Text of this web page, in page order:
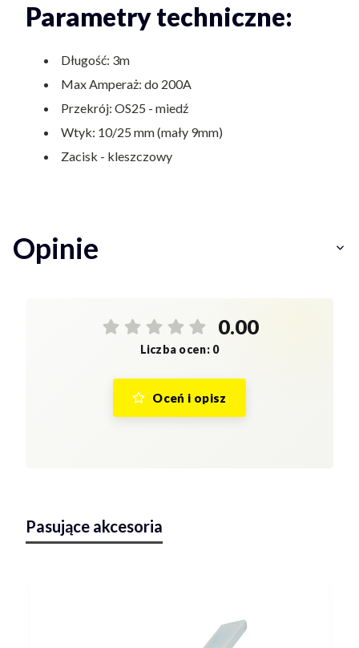
Parametry techniczne:
Długość: 3m
Max Amperaż: do 200A
Przekrój: OS25 - miedź
Wtyk: 10/25 mm (mały 9mm)
Zacisk - kleszczowy
Opinie
0.00
Liczba ocen: 0
Oceń i opisz
Pasujące akcesoria